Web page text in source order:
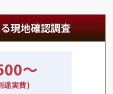
現地確認調査
〜
途実費)